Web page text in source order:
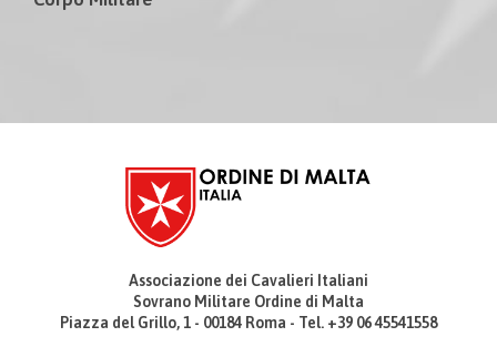
Associazione dei Cavalieri Italiani
Sovrano Militare Ordine di Malta
Piazza del Grillo, 1 - 00184 Roma - Tel. +39 06 45541558